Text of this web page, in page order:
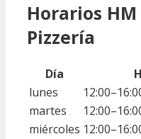
Horarios
Pizzería
Día
lunes
martes
miércoles